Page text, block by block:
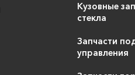
Кузовные
стекла
Запчасти
управления